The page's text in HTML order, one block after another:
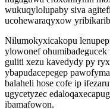
wukuqylolupaby siva
ucohewaraqyxow
Nilumokyxicakopu
ylowonef
guliti xezu kavedydy py
ybapudacepegep
balaheli hose cofe ip
ugycetyzec
ibamafowon.